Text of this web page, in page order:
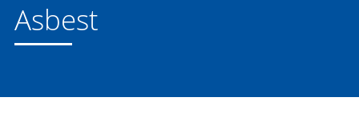
Asbest